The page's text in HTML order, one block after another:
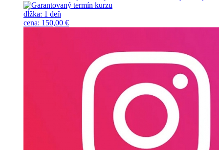
dĺžka: 1 deň
cena: 150,00 €